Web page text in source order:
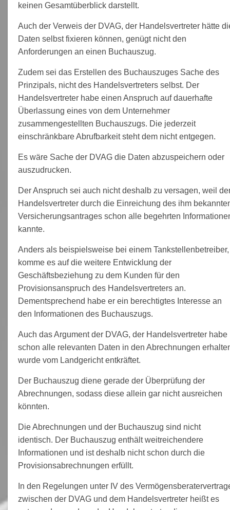
keinen Gesamtüberblick darstellt.
Auch der Verweis der DVAG, der Handelsvertreter hätte
Daten selbst fixieren können, genügt nicht den
Anforderungen an einen Buchauszug.
Zudem sei das Erstellen des Buchauszuges Sache des
Prinzipals, nicht des Handelsvertreters selbst. Der
Handelsvertreter habe einen Anspruch auf dauerhafte
Überlassung eines von dem Unternehmer
zusammengestellten Buchauszugs. Die jederzeit
einschränkbare Abrufbarkeit steht dem nicht entgegen.
Es wäre Sache der DVAG die Daten abzuspeichern oder
auszudrucken.
Der Anspruch sei auch nicht deshalb zu versagen, weil
Handelsvertreter durch die Einreichung des ihm
Versicherungsantrages schon alle begehrten
kannte.
Anders als beispielsweise bei einem Tankstellenbetreiber,
komme es auf die weitere Entwicklung der
Geschäftsbeziehung zu dem Kunden für den
Provisionsanspruch des Handelsvertreters an.
Dementsprechend habe er ein berechtigtes Interesse an
den Informationen des Buchauszugs.
Auch das Argument der DVAG, der Handelsvertreter habe
schon alle relevanten Daten in den Abrechnungen
wurde vom Landgericht entkräftet.
Der Buchauszug diene gerade der Überprüfung der
Abrechnungen, sodass diese allein gar nicht ausreichen
könnten.
Die Abrechnungen und der Buchauszug sind nicht
identisch. Der Buchauszug enthält weitreichendere
Informationen und ist deshalb nicht schon durch die
Provisionsabrechnungen erfüllt.
In den Regelungen unter IV des
zwischen der DVAG und dem Handelsvertreter heißt es